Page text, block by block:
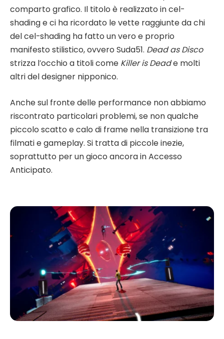
comparto grafico. Il titolo è realizzato in cel-
shading e ci ha ricordato le vette raggiunte da chi
del cel-shading ha fatto un vero e proprio
manifesto stilistico, ovvero Suda51. Dead as Disco
strizza l’occhio a titoli come Killer is Deade molti
altri del designer nipponico.
Anche sul fronte delle performance non abbiamo
riscontrato particolari problemi, se non qualche
piccolo scatto e calo di frame nella transizione tra
filmati e gameplay. Si tratta di piccole inezie,
soprattutto per un gioco ancora in Accesso
Anticipato.